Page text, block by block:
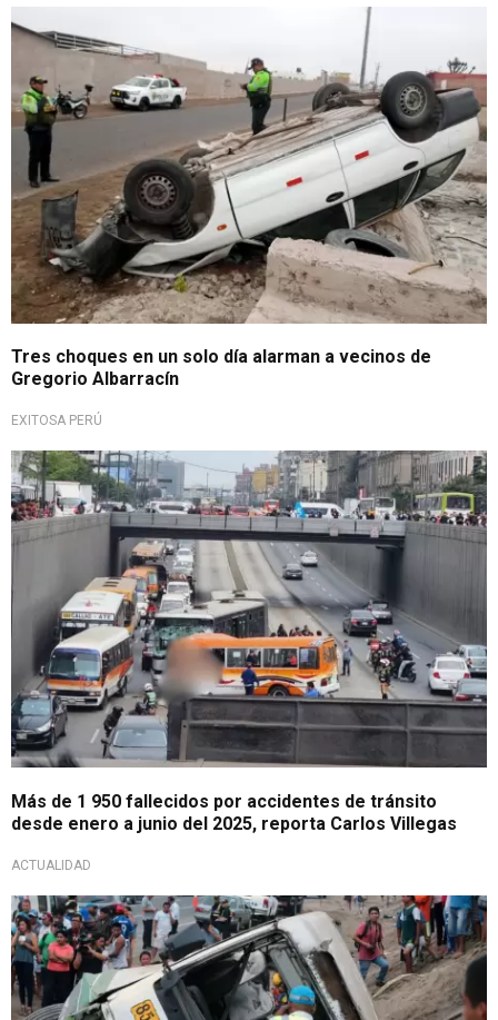
Tres choques en un solo día alarman a vecinos de
Gregorio Albarracín
EXITOSA PERÚ
¡Trágico!
Más de 1 950 fallecidos por accidentes de tránsito
desde enero a junio del 2025, reporta Carlos Villegas
ACTUALIDAD
Cifras del Sinadef